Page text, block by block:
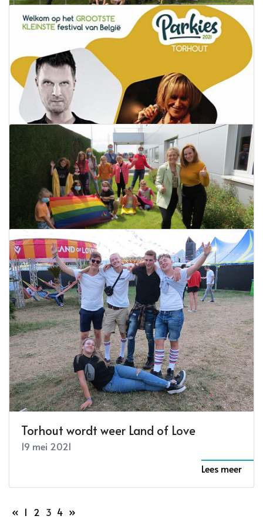
Winnaars tickets Land of Love
26 augustus 2021
Lees meer
Win gratis tickets voor Land of Love
22 augustus 2021
Lees meer
Koen Buyse (Zornik) opent Parkies op 3
augustus
28 juli 2021
Lees meer
De kracht van verbeelding van Podium C
25 mei 2021
Lees meer
Torhout wordt weer Land of Love
19 mei 2021
Lees meer
« 1 2 3 4 »